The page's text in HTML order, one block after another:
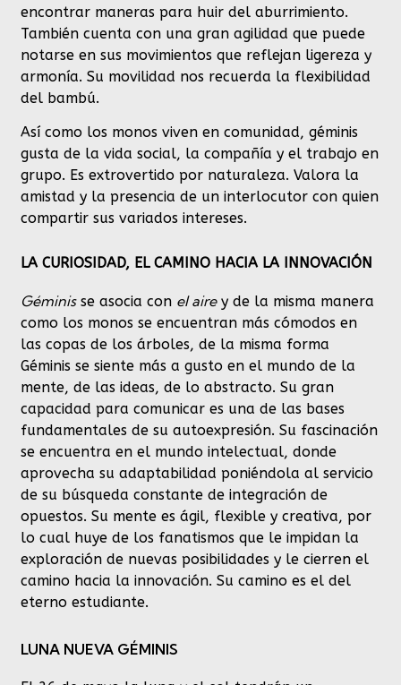
encontrar maneras para huir del aburrimiento.
También cuenta con una gran agilidad que puede
notarse en sus movimientos que reflejan ligereza y
armonía. Su movilidad nos recuerda la flexibilidad
del bambú.
Así como los monos viven en comunidad, géminis
gusta de la vida social, la compañía y el trabajo en
grupo. Es extrovertido por naturaleza. Valora la
amistad y la presencia de un interlocutor con quien
compartir sus variados intereses.
LA CURIOSIDAD, EL CAMINO HACIA LA INNOVACIÓN
Géminisse asocia con el airey de la misma manera
como los monos se encuentran más cómodos en
las copas de los árboles, de la misma forma
Géminis se siente más a gusto en el mundo de la
mente, de las ideas, de lo abstracto. Su gran
capacidad para comunicar es una de las bases
fundamentales de su autoexpresión. Su fascinación
se encuentra en el mundo intelectual, donde
aprovecha su adaptabilidad poniéndola al servicio
de su búsqueda constante de integración de
opuestos. Su mente es ágil, flexible y creativa, por
lo cual huye de los fanatismos que le impidan la
exploración de nuevas posibilidades y le cierren el
camino hacia la innovación. Su camino es el del
eterno estudiante.
LUNA NUEVA GÉMINIS